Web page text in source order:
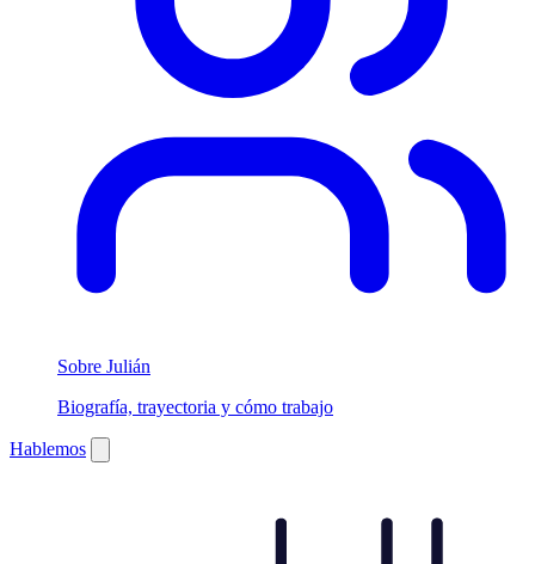
Sobre Julián
Biografía, trayectoria y cómo trabajo
Hablemos